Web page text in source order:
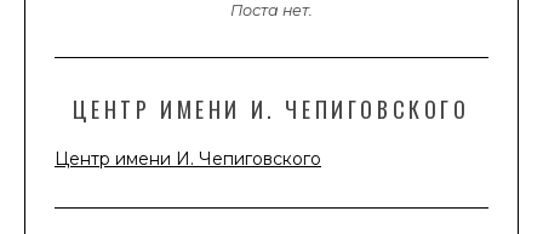
Поста нет.
ЦЕНТР ИМЕНИ И. ЧЕПИГОВСКОГО
Центр имени И. Чепиговского